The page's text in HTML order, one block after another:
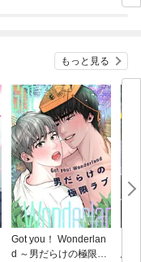
もっと見る
Got you！ Wonderlan
d ～男だらけの極限ラ
鳥